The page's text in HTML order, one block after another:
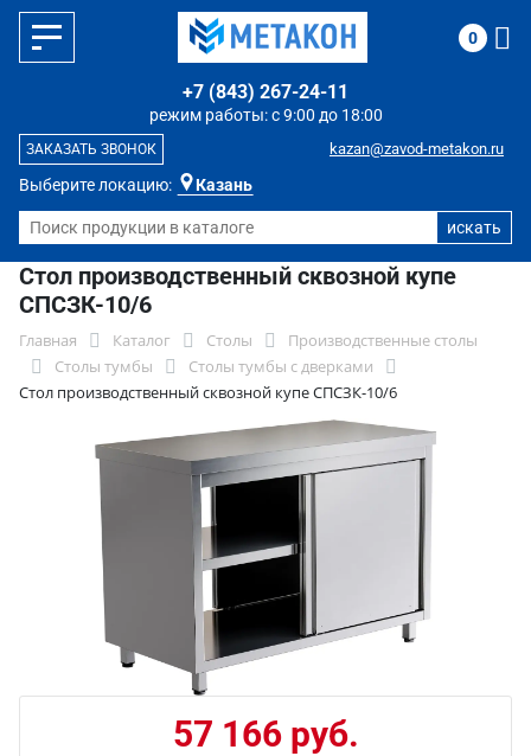
Выберите локацию: Казань
режим работы: с 9:00 до 18:00
+7 (843) 267-24-11
kazan@zavod-metakon.ru
ЗАКАЗАТЬ ЗВОНОК
0
Стол производственный сквозной купе
СПСЗК-10/6
Главная Каталог Столы
Производственные столы
Столы тумбы
Столы тумбы с дверками
Стол производственный сквозной купе СПСЗК-10/6
57 166 руб.